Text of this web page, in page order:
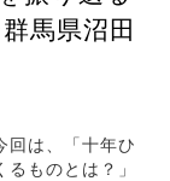
馬県沼田
回は、「十年ひ
ものとは？」